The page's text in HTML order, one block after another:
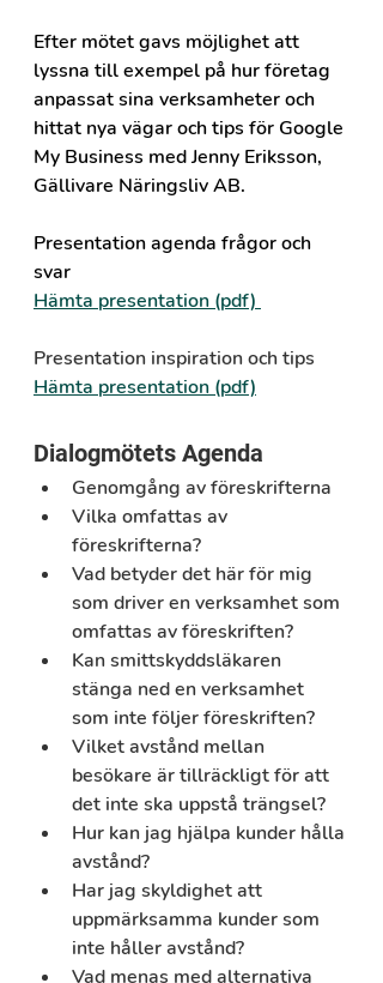
Efter mötet gavs möjlighet att
lyssna till exempel på hur företag
anpassat sina verksamheter och
hittat nya vägar och tips för Google
My Business med Jenny Eriksson,
Gällivare Näringsliv AB.
Presentation agenda frågor och
svar
Hämta presentation (pdf)
Presentation inspiration och tips
Hämta presentation (pdf)
Dialogmötets Agenda
Genomgång av föreskrifterna
Vilka omfattas av
föreskrifterna?
Vad betyder det här för mig
som driver en verksamhet som
omfattas av föreskriften?
Kan smittskyddsläkaren
stänga ned en verksamhet
som inte följer föreskriften?
Vilket avstånd mellan
besökare är tillräckligt för att
det inte ska uppstå trängsel?
Hur kan jag hjälpa kunder hålla
avstånd?
Har jag skyldighet att
uppmärksamma kunder som
inte håller avstånd?
Vad menas med alternativa